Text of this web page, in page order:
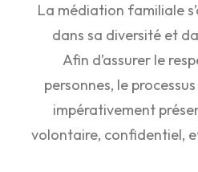
La médiation familiale
dans sa diversité et
Afin d’assurer le
personnes, le
impérativement
volontaire, confidentiel,